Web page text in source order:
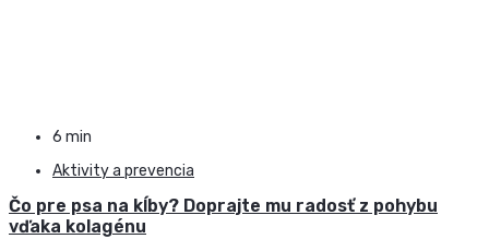
6 min
Aktivity a prevencia
Čo pre psa na kĺby? Doprajte mu radosť z pohybu
vďaka kolagénu